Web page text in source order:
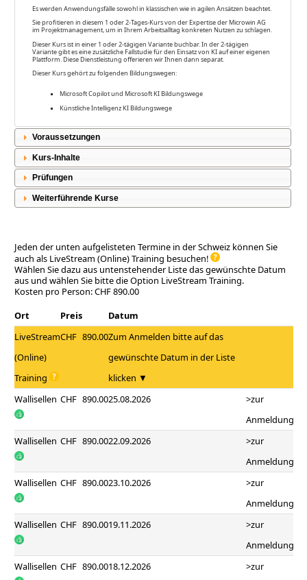
Es werden Anwendungsfälle sowohl in klassischen wie in agilen Ansätzen beachtet.
Sie profitieren in diesem 1 oder 2-Tages-Kurs von der Expertise der Microwin AG
im Projektmanagement, um in Ihrem Arbeitsalltag konkreten Nutzen zu schlagen.
Dieser Kurs ist in einer 1 oder 2-tägigen Variante buchbar. In der 2-tägigen
Variante gibt es eine zusätzliche Fallstudie für den Einsatz von KI auf einer eigenen
Plattform. Diese Dienstleistung offerieren wir Ihnen dann separat.
Dieser Kurs gehört zu folgenden Bildungswegen:
Microsoft Copilot und Microsoft KI Bildungswege
Künstliche Intelligenz KI Bildungswege
Voraussetzungen
Kurs-Inhalte
Prüfungen
Weiterführende Kurse
Jeden der unten aufgelisteten Termine in der Schweiz können Sie
auch als LiveStream (Online) Training besuchen!
Wählen Sie dazu aus untenstehender Liste das gewünschte Datum
aus und wählen Sie bitte die Option LiveStream Training.
Kosten pro Person: CHF 890.00
Ort
Preis
Datum
LiveStream
(Online)
Training
CHF 890.00Zum Anmelden bitte auf das
gewünschte Datum in der Liste
klicken ▼
Wallisellen CHF 890.0025.08.2026
>zur
Anmeldung
Wallisellen CHF 890.0022.09.2026
>zur
Anmeldung
Wallisellen CHF 890.0023.10.2026
>zur
Anmeldung
Wallisellen CHF 890.0019.11.2026
>zur
Anmeldung
Wallisellen CHF 890.0018.12.2026
>zur